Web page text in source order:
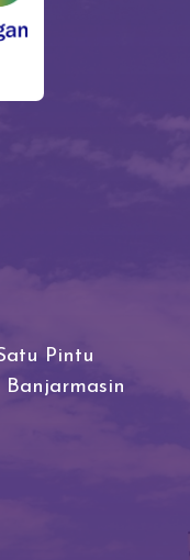
Pintu